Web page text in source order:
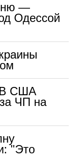
—
Одессой
В США
ЧП на
"Это